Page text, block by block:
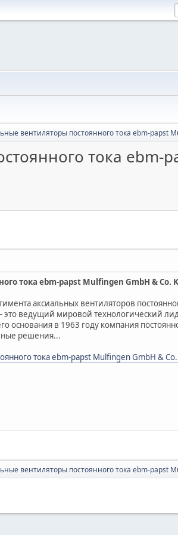
вентиляторы постоянного тока ebm-papst
тока ebm-
тока ebm-papst Mulfingen GmbH & Co.
аксиальных вентиляторов
это ведущий мировой технологический
основания в 1963 году компания
решения...
тока ebm-papst Mulfingen GmbH & Co.
вентиляторы постоянного тока ebm-papst